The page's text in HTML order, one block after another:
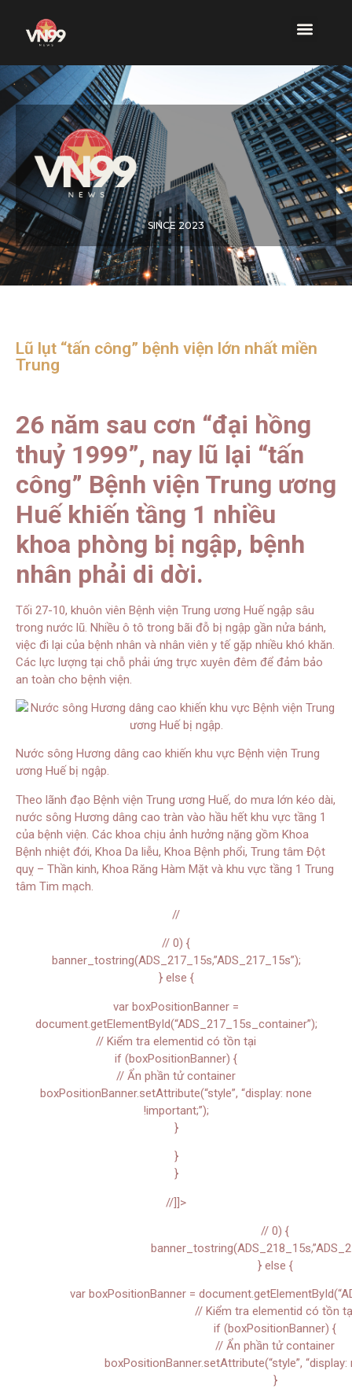
SINCE 2023
Lũ lụt “tấn công” bệnh viện lớn nhất miền
Trung
26 năm sau cơn “đại hồng
thuỷ 1999”, nay lũ lại “tấn
công” Bệnh viện Trung ương
Huế khiến tầng 1 nhiều
khoa phòng bị ngập, bệnh
nhân phải di dời.
Tối 27-10, khuôn viên Bệnh viện Trung ương Huế ngập sâu
trong nước lũ. Nhiều ô tô trong bãi đỗ bị ngập gần nửa bánh,
việc đi lại của bệnh nhân và nhân viên y tế gặp nhiều khó khăn.
Các lực lượng tại chỗ phải ứng trực xuyên đêm để đảm bảo
an toàn cho bệnh viện.
Nước sông Hương dâng cao khiến khu vực Bệnh viện Trung
ương Huế bị ngập.
Theo lãnh đạo Bệnh viện Trung ương Huế, do mưa lớn kéo dài,
nước sông Hương dâng cao tràn vào hầu hết khu vực tầng 1
của bệnh viện. Các khoa chịu ảnh hưởng nặng gồm Khoa
Bệnh nhiệt đới, Khoa Da liễu, Khoa Bệnh phổi, Trung tâm Đột
quỵ – Thần kinh, Khoa Răng Hàm Mặt và khu vực tầng 1 Trung
tâm Tim mạch.
//
// 0) {
banner_tostring(ADS_217_15s,”ADS_217_15s”);
} else {
var boxPositionBanner =
document.getElementById(“ADS_217_15s_container”);
// Kiểm tra elementid có tồn tại
if (boxPositionBanner) {
// Ẩn phần tử container
boxPositionBanner.setAttribute(“style”, “display: none
!important;”);
}
}
}
//]]>
// 0) {
} else {
var boxPositionBanner =
// Kiểm tra elementid có tồn
if (boxPositionBanner) {
// Ẩn phần tử container
boxPositionBanner.setAttribute(“style”,
}